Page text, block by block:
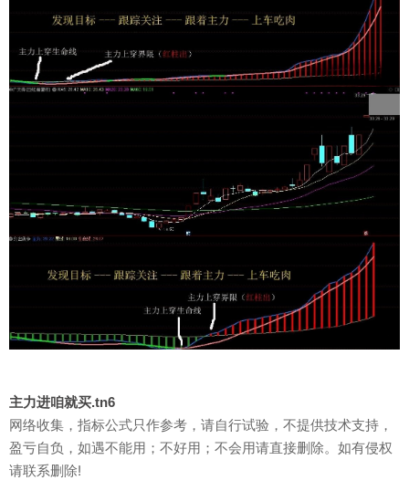
主力进咱就买.tn6
网络收集，指标公式只作参考，请自行试验，不提供技术支持，
盈亏自负，如遇不能用；不好用；不会用请直接删除。如有侵权
请联系删除!